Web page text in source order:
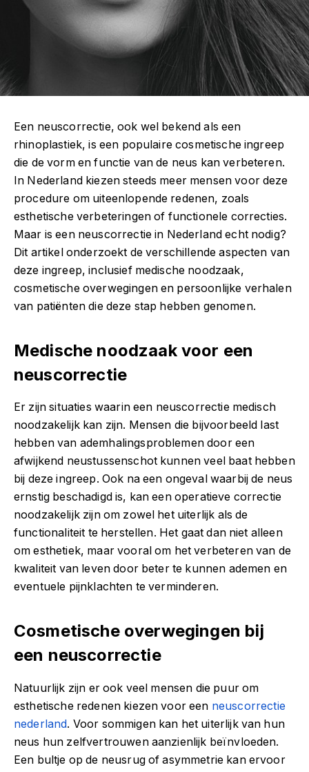
Een neuscorrectie, ook wel bekend als een
rhinoplastiek, is een populaire cosmetische ingreep
die de vorm en functie van de neus kan verbeteren.
In Nederland kiezen steeds meer mensen voor deze
procedure om uiteenlopende redenen, zoals
esthetische verbeteringen of functionele correcties.
Maar is een neuscorrectie in Nederland echt nodig?
Dit artikel onderzoekt de verschillende aspecten van
deze ingreep, inclusief medische noodzaak,
cosmetische overwegingen en persoonlijke verhalen
van patiënten die deze stap hebben genomen.
Medische noodzaak voor een
neuscorrectie
Er zijn situaties waarin een neuscorrectie medisch
noodzakelijk kan zijn. Mensen die bijvoorbeeld last
hebben van ademhalingsproblemen door een
afwijkend neustussenschot kunnen veel baat hebben
bij deze ingreep. Ook na een ongeval waarbij de neus
ernstig beschadigd is, kan een operatieve correctie
noodzakelijk zijn om zowel het uiterlijk als de
functionaliteit te herstellen. Het gaat dan niet alleen
om esthetiek, maar vooral om het verbeteren van de
kwaliteit van leven door beter te kunnen ademen en
eventuele pijnklachten te verminderen.
Cosmetische overwegingen bij
een neuscorrectie
Natuurlijk zijn er ook veel mensen die puur om
esthetische redenen kiezen voor een neuscorrectie
nederland. Voor sommigen kan het uiterlijk van hun
neus hun zelfvertrouwen aanzienlijk beïnvloeden.
Een bultje op de neusrug of asymmetrie kan ervoor